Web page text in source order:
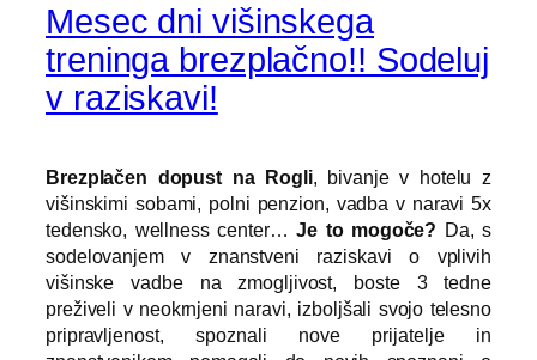
Mesec dni višinskega
treninga brezplačno!! Sodeluj
v raziskavi!
Brezplačen dopust na Rogli, bivanje v hotelu z
višinskimi sobami, polni penzion, vadba v naravi 5x
tedensko, wellness center…Je to mogoče? Da, s
sodelovanjem v znanstveni raziskavi o vplivih
višinske vadbe na zmogljivost, boste 3 tedne
preživeli v neokrnjeni naravi, izboljšali svojo telesno
pripravljenost, spoznali nove prijatelje in